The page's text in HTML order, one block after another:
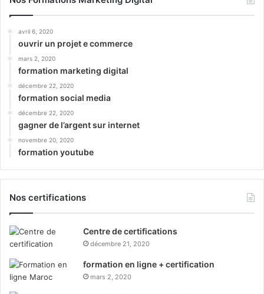
avril 6, 2020
ouvrir un projet e commerce
mars 2, 2020
formation marketing digital
décembre 22, 2020
formation social media
décembre 22, 2020
gagner de l’argent sur internet
novembre 20, 2020
formation youtube
Nos certifications
Centre de certifications
décembre 21, 2020
formation en ligne + certification
mars 2, 2020